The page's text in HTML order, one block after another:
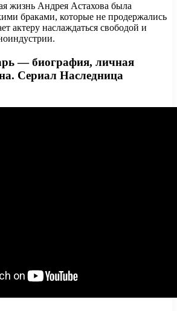
жизнь Андрея Астахова была
браками, которые не продержались
актеру наслаждаться свободой и
— биография, личная
Сериал Наследница